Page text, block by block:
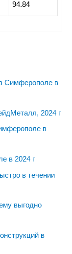
94.84
Симферополе в
2024 г
в
в 2024 г
в течении
выгодно
в